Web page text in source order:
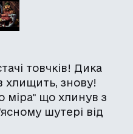
товчків! Дика
хлищить, знову!
міра" що хлинув з
шутері від